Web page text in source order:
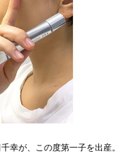
幸が、この度第一子を出産。